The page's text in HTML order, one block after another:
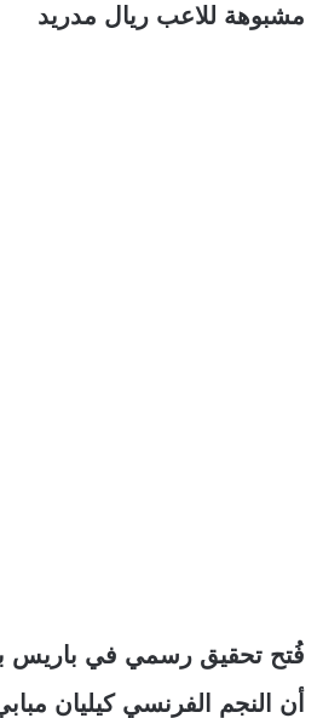
مشبوهة للاعب ريال مدريد
فُتح تحقيق رسمي في باريس
أن النجم الفرنسي كيليان